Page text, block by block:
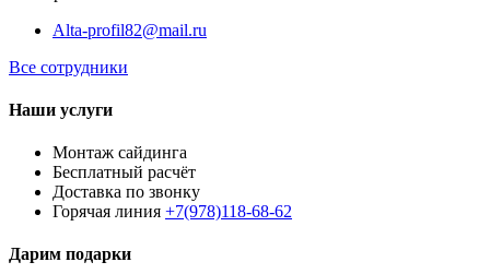
Alta-profil82@mail.ru
Все сотрудники
Наши услуги
Монтаж сайдинга
Бесплатный расчёт
Доставка по звонку
Горячая линия +7(978)118-68-62
Дарим подарки